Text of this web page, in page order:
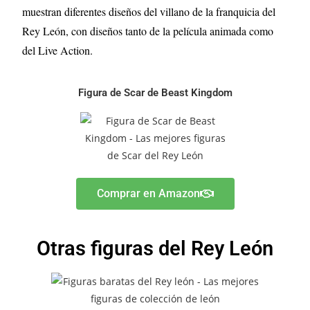
muestran diferentes diseños del villano de la franquicia del
Rey León, con diseños tanto de la película animada como
del Live Action.
Figura de Scar de Beast Kingdom
Comprar en Amazon
Otras figuras del Rey León